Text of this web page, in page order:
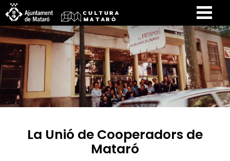
La Unió de Cooperadors de
Mataró